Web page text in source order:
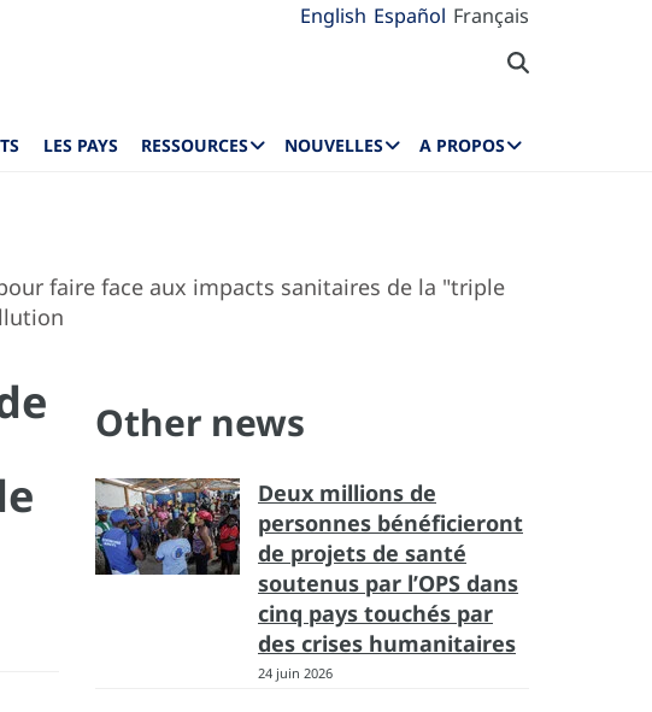
English Español Français
LES PAYS RESSOURCES NOUVELLES A PROPOS
faire face aux impacts sanitaires de la "triple
Other news
Deux millions de
personnes bénéficieront
de projets de santé
soutenus par l’OPS dans
cinq pays touchés par
des crises humanitaires
24 juin 2026